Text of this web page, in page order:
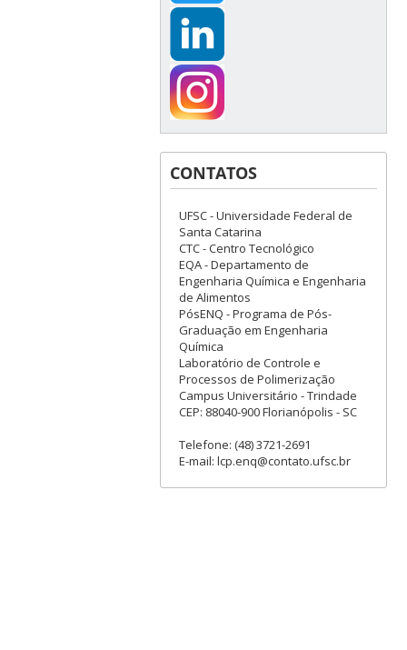
CONTATOS
UFSC - Universidade Federal de
Santa Catarina
CTC - Centro Tecnológico
EQA - Departamento de
Engenharia Química e Engenharia
de Alimentos
PósENQ - Programa de Pós-
Graduação em Engenharia
Química
Laboratório de Controle e
Processos de Polimerização
Campus Universitário - Trindade
CEP: 88040-900 Florianópolis - SC
Telefone: (48) 3721-2691
E-mail: lcp.enq@contato.ufsc.br